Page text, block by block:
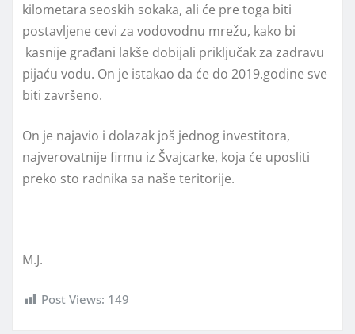
kilometara seoskih sokaka, ali će pre toga biti
postavljene cevi za vodovodnu mrežu, kako bi
kasnije građani lakše dobijali priključak za zadravu
pijaću vodu. On je istakao da će do 2019.godine sve
biti završeno.
On je najavio i dolazak još jednog investitora,
najverovatnije firmu iz Švajcarke, koja će uposliti
preko sto radnika sa naše teritorije.
M.J.
Post Views: 149